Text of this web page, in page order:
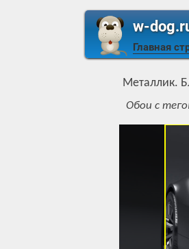
w-
Главная
Металлик.
Обои с